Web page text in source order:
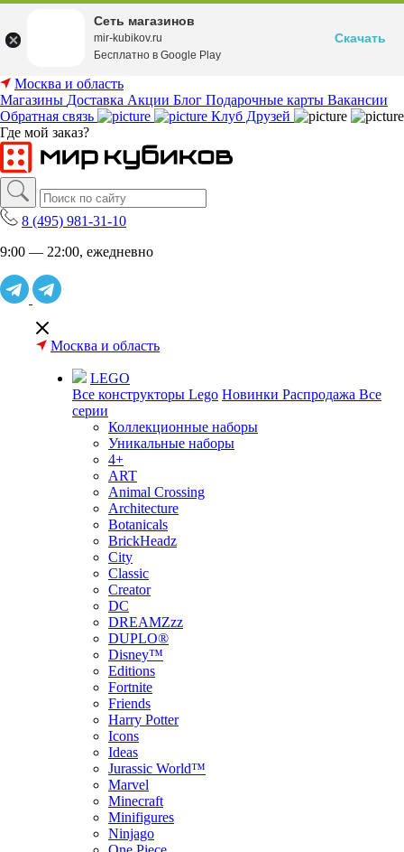
Москва и область
Магазины Доставка Акции Блог Подарочные карты Вакансии
Обратная связь
Клуб Друзей
Где мой заказ?
8 (495) 981-31-10
9:00 — 22:00, ежедневно
Москва и область
LEGO
Все конструкторы Lego Новинки Распродажа Все
серии
Коллекционные наборы
Уникальные наборы
4+
ART
Animal Crossing
Architecture
Botanicals
BrickHeadz
City
Classic
Creator
DC
DREAMZzz
DUPLO®
Disney™
Editions
Fortnite
Friends
Harry Potter
Icons
Ideas
Jurassic World™
Marvel
Minecraft
Minifigures
Ninjago
Сеть магазинов
mir-kubikov.ru
Бесплатно в Google Play
Скачать